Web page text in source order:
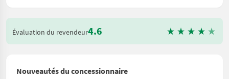
Évaluation du revendeur4.6
Nouveautés du concessionnaire